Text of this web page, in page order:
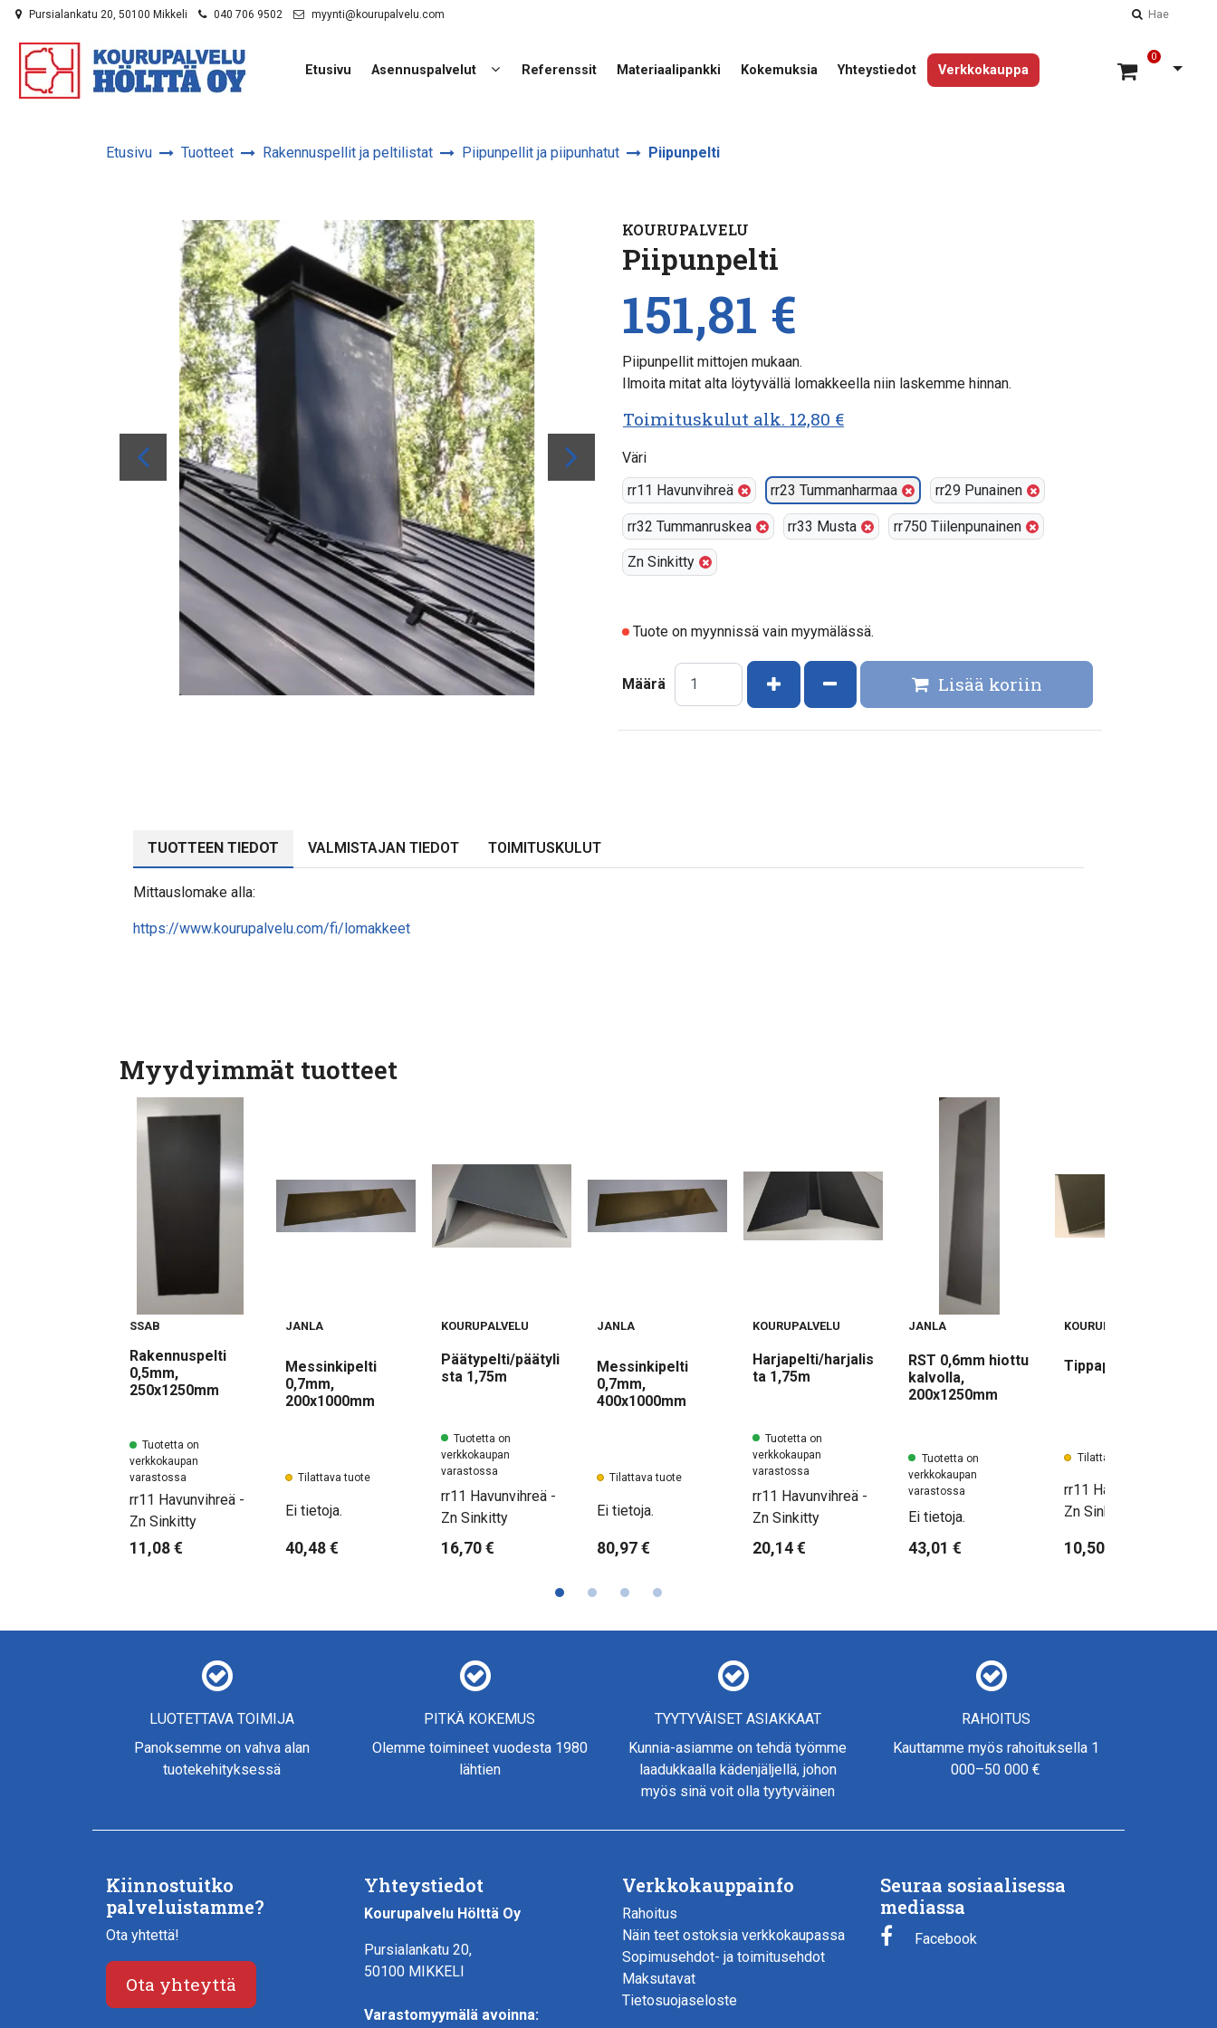
Siirry pääsisältöön
Pursialankatu 20, 50100 Mikkeli 040 706 9502 myynti@kourupalvelu.com
Hae
Etusivu Asennuspalvelut Referenssit Materiaalipankki Kokemuksia Yhteystiedot Verkkokauppa
0
Avaa
Etusivu Tuotteet Rakennuspellit ja peltilistat Piipunpellit ja piipunhatut Piipunpelti
KOURUPALVELU
Piipunpelti
151,81 €
Piipunpellit mittojen mukaan.
Ilmoita mitat alta löytyvällä lomakkeella niin laskemme hinnan.
Toimituskulut alk. 12,80 €
Väri
rr11 Havunvihreä
rr23 Tummanharmaa rr29 Punainen
rr32 Tummanruskea rr33 Musta rr750 Tiilenpunainen
Zn Sinkitty
Tuote on myynnissä vain myymälässä.
Määrä Kasvata määrää
Vähennä määrääLisää koriin
TUOTTEEN TIEDOT VALMISTAJAN TIEDOT TOIMITUSKULUT
Mittauslomake alla:
https://www.kourupalvelu.com/fi/lomakkeet
Myydyimmät tuotteet
SSAB
Rakennuspelti
0,5mm,
250x1250mm
Tuotetta on
verkkokaupan
varastossa
rr11 Havunvihreä -
Zn Sinkitty
11,08 €
JANLA
Messinkipelti
0,7mm,
200x1000mm
Tilattava tuote
Ei tietoja.
40,48 €
KOURUPALVELU
Päätypelti/päätyli
sta 1,75m
Tuotetta on
verkkokaupan
varastossa
rr11 Havunvihreä -
Zn Sinkitty
16,70 €
JANLA
Messinkipelti
0,7mm,
400x1000mm
Tilattava tuote
Ei tietoja.
80,97 €
KOURUPALVELU
Harjapelti/harjalis
ta 1,75m
Tuotetta on
verkkokaupan
varastossa
rr11 Havunvihreä -
Zn Sinkitty
20,14 €
JANLA
RST 0,6mm hiottu
kalvolla,
200x1250mm
Tuotetta on
verkkokaupan
varastossa
Ei tietoja.
43,01 €
KOURUPALVELU
Tippapelti 1,75m
Tilattava tuote
rr11 Havunvihreä -
Zn Sinkitty
10,50 €
LUOTETTAVA TOIMIJA
Panoksemme on vahva alan
tuotekehityksessä
PITKÄ KOKEMUS
Olemme toimineet vuodesta 1980
lähtien
TYYTYVÄISET ASIAKKAAT
Kunnia-asiamme on tehdä työmme
laadukkaalla kädenjäljellä, johon
myös sinä voit olla tyytyväinen
RAHOITUS
Kauttamme myös rahoituksella 1
000–50 000 €
Kiinnostuitko
palveluistamme?
Ota yhtettä!
Ota yhteyttä
Yhteystiedot
Kourupalvelu Hölttä Oy
Pursialankatu 20,
50100 MIKKELI
Varastomyymälä avoinna:
Verkkokauppainfo
Rahoitus
Näin teet ostoksia verkkokaupassa
Sopimusehdot- ja toimitusehdot
Maksutavat
Tietosuojaseloste
Seuraa sosiaalisessa
mediassa
Facebook